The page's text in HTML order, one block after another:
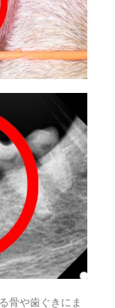
骨や歯ぐきにま